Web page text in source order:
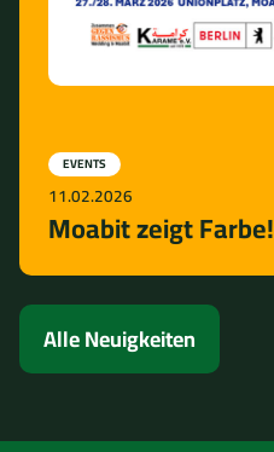
EVENTS
11.02.2026
Moabit zeigt Farbe!
Alle Neuigkeiten